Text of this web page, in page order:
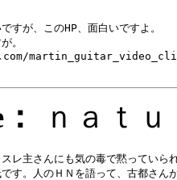
すが、このHP、面白いですよ。
。
ｎａ
レ主さんにも気の毒で黙っていら
です。人のＨＮを語って、古都さん